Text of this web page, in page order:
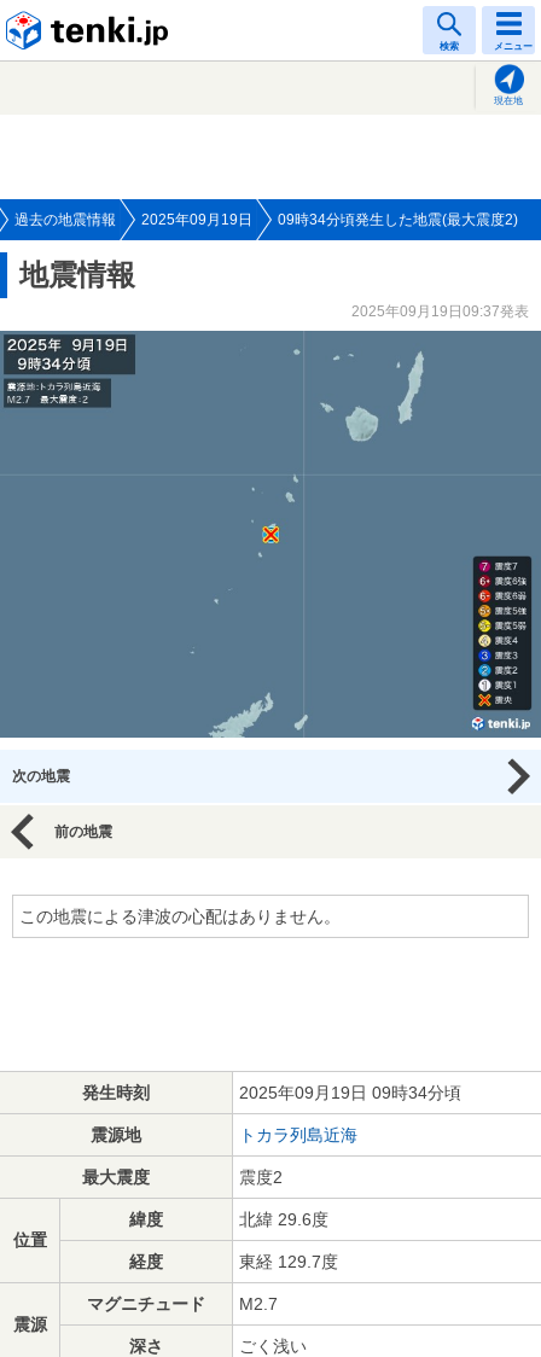
検索 メニュー
現在地
過去の地震情報 2025年09月19日 09時34分頃発生した地震(最大震度2)
地震情報
2025年09月19日09:37発表
次の地震
前の地震
この地震による津波の心配はありません。
発生時刻 2025年09月19日 09時34分頃
震源地 トカラ列島近海
最大震度 震度2
位置
緯度 北緯 29.6度
経度 東経 129.7度
震源
マグニチュード M2.7
深さ ごく浅い